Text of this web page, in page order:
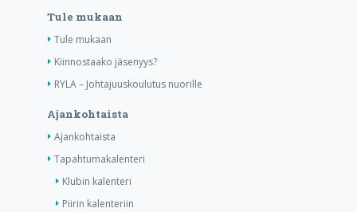
Tule mukaan
Tule mukaan
Kiinnostaako jäsenyys?
RYLA – Johtajuuskoulutus nuorille
Ajankohtaista
Ajankohtaista
Tapahtumakalenteri
Klubin kalenteri
Piirin kalenteriin